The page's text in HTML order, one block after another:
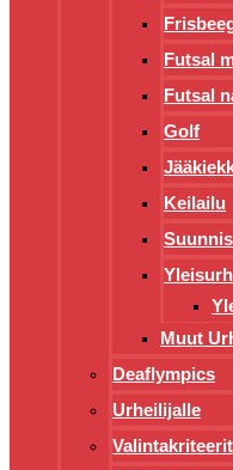
Futsal
Futsal
Golf
Keilailu
Muut
Deaflympics
Urheilijalle
Valintakriteerit